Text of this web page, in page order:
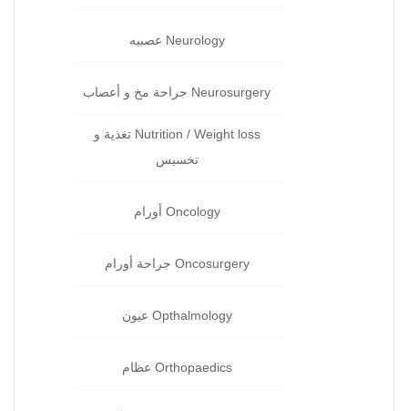
Neurology عصبيه
Neurosurgery جراحة مخ و أعصاب
Nutrition / Weight loss تغذية و
تخسيس
Oncology أورام
Oncosurgery جراحة‏ أورام
Opthalmology عيون‏
Orthopaedics عظام‏